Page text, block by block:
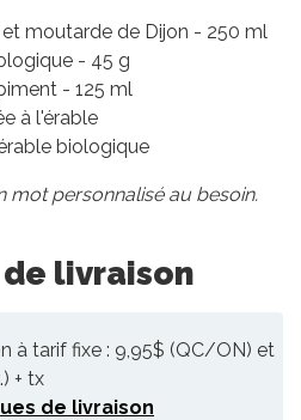
moutarde de Dijon - 250 ml
- 45 g
- 125 ml
à l'érable
biologique
mot personnalisé au besoin.
livraison
à tarif fixe : 9,95$ (QC/ON) et
+ tx
de livraison